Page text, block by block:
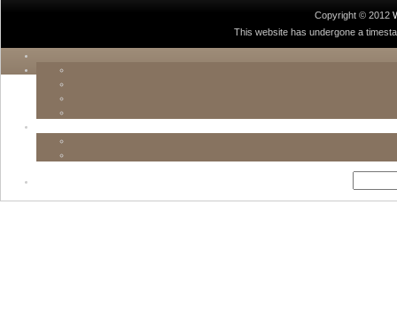
Copyright © 2012
This website has undergone a